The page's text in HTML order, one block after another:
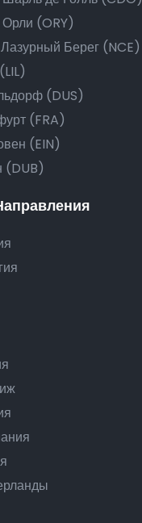
(ORY)
Берег (NCE)
(DUS)
(FRA)
(EIN)
(DUB)